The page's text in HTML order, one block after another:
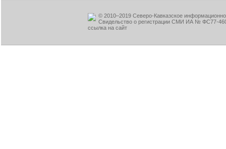
© 2010–2019 Северо-Кавказское
Свидельство о регистрации СМИ ИА № ФС77-
ссылка на сайт